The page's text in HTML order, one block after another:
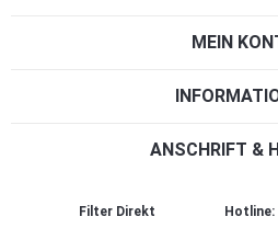
MEIN
ANSCHRIFT &
Filter Direkt Hotline: